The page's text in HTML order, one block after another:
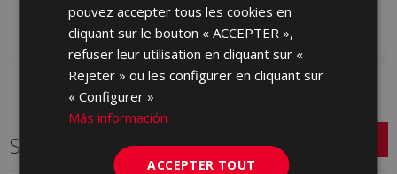
Ajouter aux favoris Ajouter aux favoris
Série connexe
pouvez accepter tous les cookies en
cliquant sur le bouton « ACCEPTER »,
refuser leur utilisation en cliquant sur «
Rejeter » ou les configurer en cliquant sur
« Configurer »
Más información
ACCEPTER TOUT